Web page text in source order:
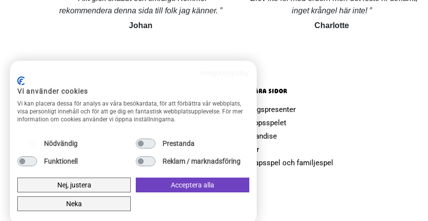
rekommendera denna sida till folk jag känner.
Johan
inget krångel här inte!
Charlotte
ROLIGAPRYLAR KUNDSERVICE
Om Roliga prylar
Kontakta oss
Integritetspolicy
Privacy Policy
POPULÄRA SIDOR
Farsdagspresenter
Julklappsspelet
Merchandise
Muggar
Sällskapsspel och familjespel
Vi använder cookies
Vi kan placera dessa för analys av våra besökardata, för att förbättra vår webbplats,
visa personligt innehåll och för att ge dig en fantastisk webbplatsupplevelse. För mer
information om cookies använder vi öppna inställningarna.
Nödvändig Prestanda
Funktionell Reklam / marknadsföring
Nej, justera Acceptera alla
Neka